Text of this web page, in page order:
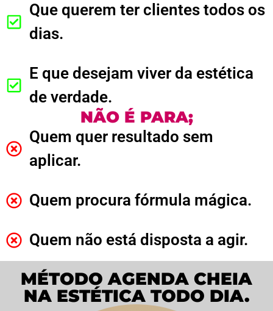
Que querem ter clientes todos os
dias.
E que desejam viver da estética
de verdade.
NÃO É PARA;
Quem quer resultado sem
aplicar.
Quem procura fórmula mágica.
Quem não está disposta a agir.
MÉTODO AGENDA CHEIA
NA ESTÉTICA TODO DIA.